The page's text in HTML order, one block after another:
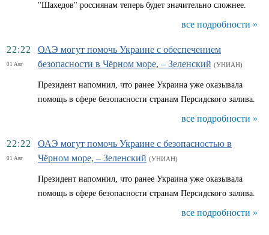
"Шахедов" россиянам теперь будет значительно сложнее.
все подробности »
22:22
01 Авг
ОАЭ могут помочь Украине с обеспечением
безопасности в Чёрном море, – Зеленский (УНИАН)
Президент напомнил, что ранее Украина уже оказывала
помощь в сфере безопасности странам Персидского залива.
все подробности »
22:22
01 Авг
ОАЭ могут помочь Украине с безопасностью в
Чёрном море, – Зеленский (УНИАН)
Президент напомнил, что ранее Украина уже оказывала
помощь в сфере безопасности странам Персидского залива.
все подробности »